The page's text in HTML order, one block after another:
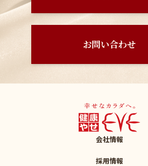
お問い合わせ
会社情報
採用情報